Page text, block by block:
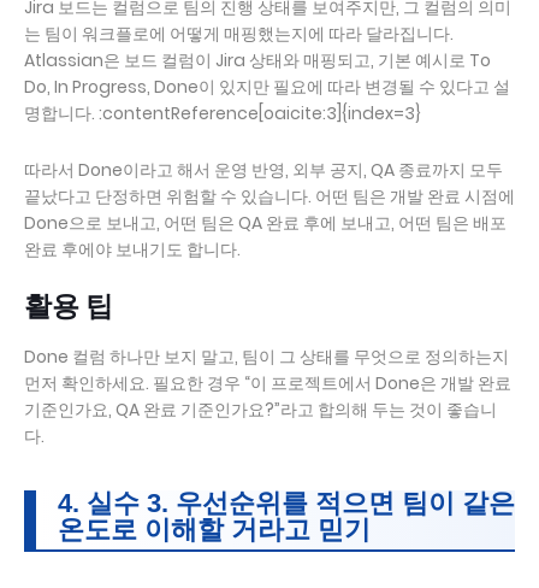
Jira 보드는 컬럼으로 팀의 진행 상태를 보여주지만, 그 컬럼의 의미
는 팀이 워크플로에 어떻게 매핑했는지에 따라 달라집니다.
Atlassian은 보드 컬럼이 Jira 상태와 매핑되고, 기본 예시로 To
Do, In Progress, Done이 있지만 필요에 따라 변경될 수 있다고 설
명합니다. :contentReference[oaicite:3]{index=3}
따라서 Done이라고 해서 운영 반영, 외부 공지, QA 종료까지 모두
끝났다고 단정하면 위험할 수 있습니다. 어떤 팀은 개발 완료 시점에
Done으로 보내고, 어떤 팀은 QA 완료 후에 보내고, 어떤 팀은 배포
완료 후에야 보내기도 합니다.
활용 팁
Done 컬럼 하나만 보지 말고, 팀이 그 상태를 무엇으로 정의하는지
먼저 확인하세요. 필요한 경우 “이 프로젝트에서 Done은 개발 완료
기준인가요, QA 완료 기준인가요?”라고 합의해 두는 것이 좋습니
다.
4. 실수 3. 우선순위를 적으면 팀이 같은
온도로 이해할 거라고 믿기